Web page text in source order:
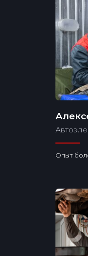
Опыт